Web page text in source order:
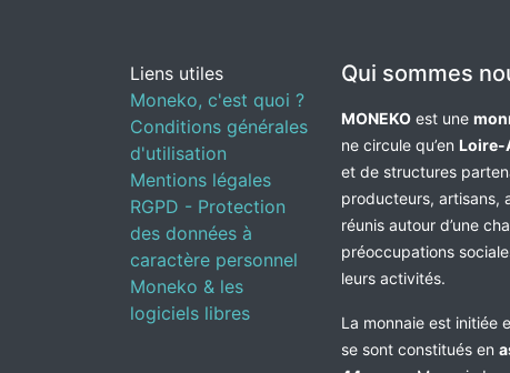
Liens utiles
Moneko, c'est quoi ?
Conditions générales
d'utilisation
Mentions légales
RGPD - Protection
des données à
caractère personnel
Moneko & les
logiciels libres
Qui sommes
MONEKO est une
ne circule qu’en Loire-
et de structures
producteurs, artisans,
réunis autour d’une
préoccupations
leurs activités.
La monnaie est initiée
se sont constitués en